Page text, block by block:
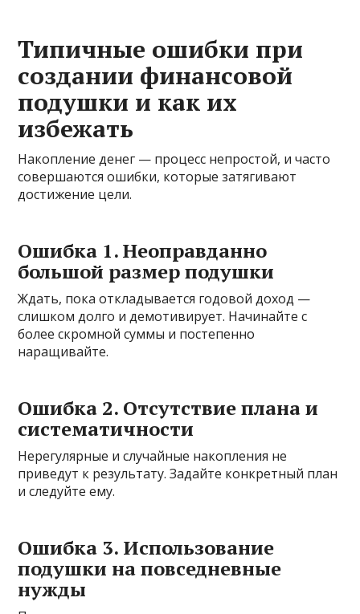
Типичные ошибки при
создании финансовой
подушки и как их
избежать
Накопление денег — процесс непростой, и часто
совершаются ошибки, которые затягивают
достижение цели.
Ошибка 1. Неоправданно
большой размер подушки
Ждать, пока откладывается годовой доход —
слишком долго и демотивирует. Начинайте с
более скромной суммы и постепенно
наращивайте.
Ошибка 2. Отсутствие плана и
систематичности
Нерегулярные и случайные накопления не
приведут к результату. Задайте конкретный план
и следуйте ему.
Ошибка 3. Использование
подушки на повседневные
нужды